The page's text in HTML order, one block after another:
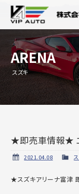
ARENA
スズキ
★即売車情報★
2021.04.08
★スズキアリーナ富津